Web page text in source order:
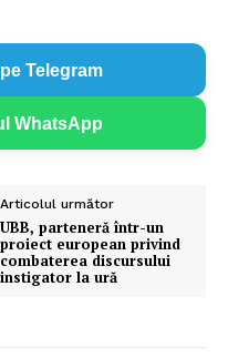
Telegram
WhatsApp
Articolul următor
UBB, parteneră într-un
proiect european privind
combaterea discursului
instigator la ură